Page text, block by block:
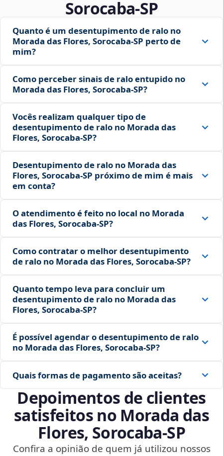
Sorocaba‑SP
Quanto é um desentupimento de ralo no
Morada das Flores, Sorocaba‑SP perto de
mim?
Como perceber sinais de ralo entupido no
Morada das Flores, Sorocaba‑SP?
Vocês realizam qualquer tipo de
desentupimento de ralo no Morada das
Flores, Sorocaba‑SP?
Desentupimento de ralo no Morada das
Flores, Sorocaba‑SP próximo de mim é mais
em conta?
O atendimento é feito no local no Morada
das Flores, Sorocaba‑SP?
Como contratar o melhor desentupimento
de ralo no Morada das Flores, Sorocaba‑SP?
Quanto tempo leva para concluir um
desentupimento de ralo no Morada das
Flores, Sorocaba‑SP?
É possível agendar o desentupimento de ralo
no Morada das Flores, Sorocaba‑SP?
Quais formas de pagamento são aceitas?
Depoimentos de clientes
satisfeitos no Morada das
Flores, Sorocaba‑SP
Confira a opinião de quem já utilizou nossos